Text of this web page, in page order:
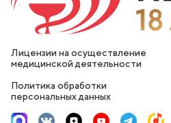
Лицензии на осуществление
медицинской деятельности
Политика обработки
персональных данных